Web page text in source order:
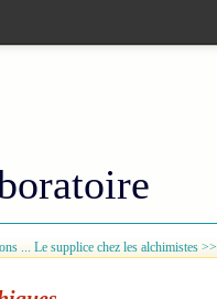
... Le supplice chez les alchimistes >>